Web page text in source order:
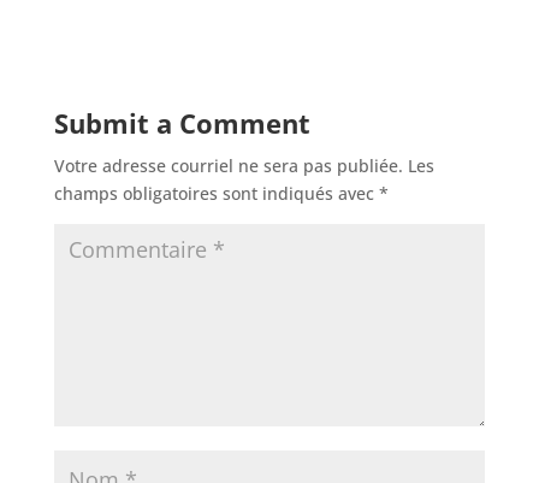
Submit a Comment
Votre adresse courriel ne sera pas publiée. Les
champs obligatoires sont indiqués avec *